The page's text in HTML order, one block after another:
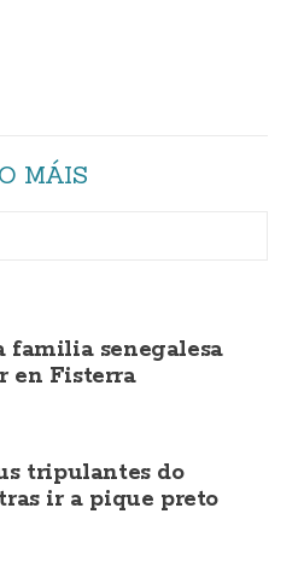
O MÁIS
familia senegalesa
en Fisterra
tripulantes do
ir a pique preto